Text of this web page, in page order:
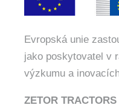
Evropská unie
jako poskytovatel v
výzkumu a
ZETOR